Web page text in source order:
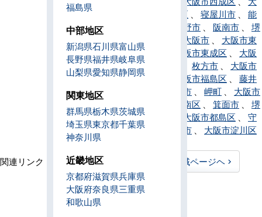
阪市西淀川区
寝屋川市
能
羽曳野市 阪南市
堺
東大阪市
大阪市東
住吉区
大阪市東成区
大阪
市東淀川区
枚方市
大阪市
平野区
大阪市福島区
藤井
松原市 岬町
大阪市
堺市南区 箕面市
堺
市美原区
大阪市都島区
守
口市
八尾市 大阪市淀川区
関連リンク： TOPページヘ
大阪府全域ページヘ
大阪府直工店所在地
福島県
中部地区
新潟県石川県富山県
長野県福井県岐阜県
山梨県愛知県静岡県
関東地区
群馬県栃木県茨城県
埼玉県東京都千葉県
神奈川県
近畿地区
京都府滋賀県兵庫県
大阪府奈良県三重県
和歌山県